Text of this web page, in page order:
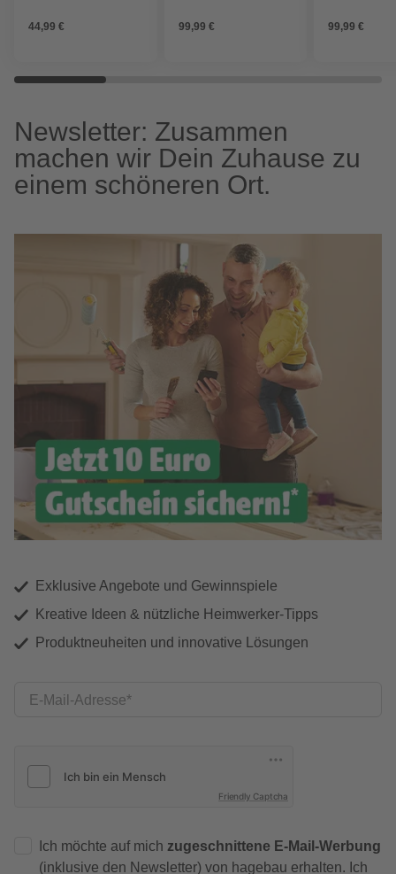
44,99 € 99,99 € 99,99 €
Newsletter: Zusammen
machen wir Dein Zuhause zu
einem schöneren Ort.
Exklusive Angebote und Gewinnspiele
Kreative Ideen & nützliche Heimwerker-Tipps
Produktneuheiten und innovative Lösungen
E-Mail-Adresse
Friendly Captcha
Ich möchte auf mich zugeschnittene E-Mail-Werbung
(inklusive den Newsletter) von hagebau erhalten. Ich